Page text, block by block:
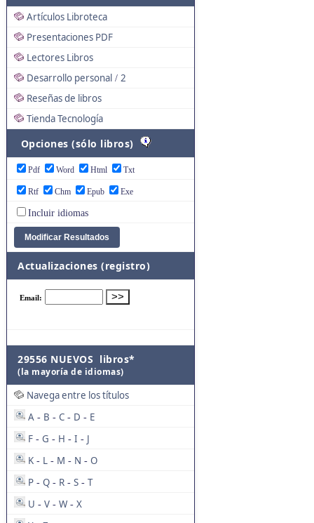
Artículos Libroteca
Presentaciones PDF
Lectores Libros
Desarrollo personal / 2
Reseñas de libros
Tienda Tecnología
Opciones (sólo libros)
Pdf Word Html Txt
Rtf Chm Epub Exe
Incluir idiomas
Actualizaciones (registro)
29556 NUEVOS libros*
(la mayoría de idiomas)
Navega entre los títulos
A - B - C - D - E
F - G - H - I - J
K - L - M - N - O
P - Q - R - S - T
U - V - W - X